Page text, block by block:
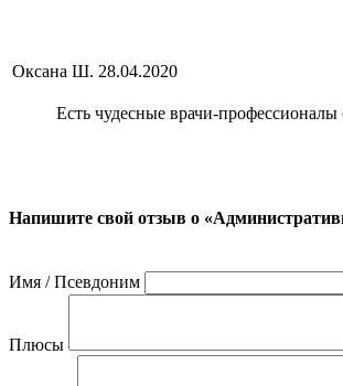
Оксана Ш. 28.04.2020
Есть чудесные врачи-
Напишите свой отзыв о
Имя / Псевдоним
Плюсы